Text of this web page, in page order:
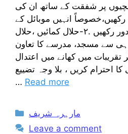
بچیوں پر شفقت کے ساتھ ان کی
انہیں موبائل کے
بے جا استعمال سے دور رکھیں .٢-حلال کمائیں ،حلال
ہی سے مسجد، مدرسے کا تعاون
تقریبات میں کھانے میں اعتدال
احترام کریں ، بلا وجہ تضییع
… Read more
Categories
مارہرہ شریف
Leave a comment